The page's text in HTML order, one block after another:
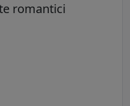
romantici